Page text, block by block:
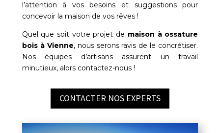
l’attention à vos besoins et suggestions pour
concevoir la maison de vos rêves !
Quel que soit votre projet de maison à ossature
bois à Vienne, nous serons ravis de le concrétiser.
Nos équipes d’artisans assurent un travail
minutieux, alors contactez-nous !
CONTACTER NOS EXPERTS